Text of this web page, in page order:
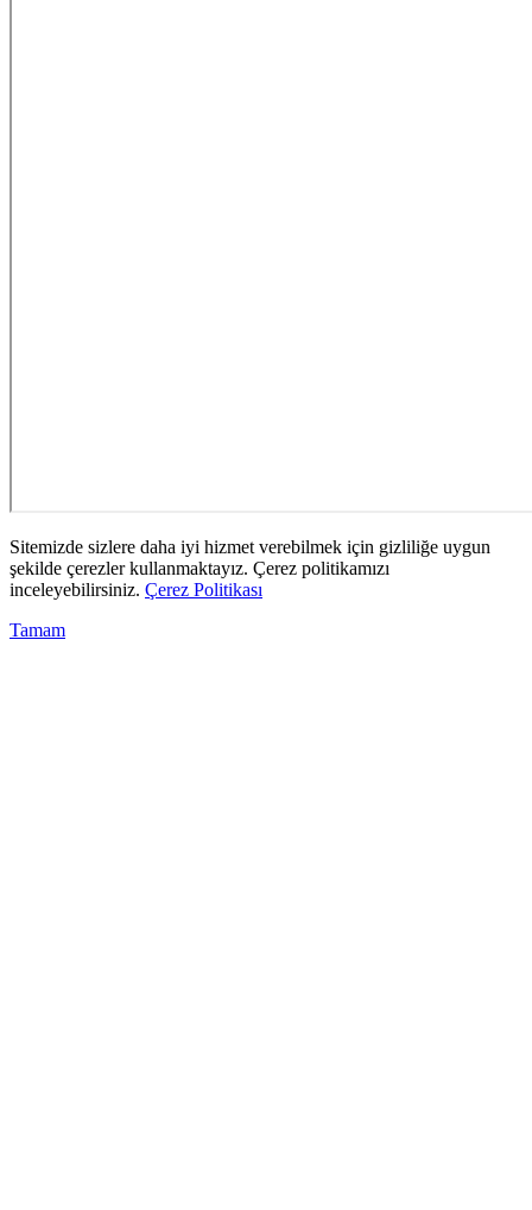
Sitemizde sizlere daha iyi hizmet verebilmek için gizliliğe uygun
şekilde çerezler kullanmaktayız. Çerez politikamızı
inceleyebilirsiniz. Çerez Politikası
Tamam